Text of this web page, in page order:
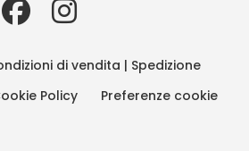
di vendita | Spedizione
Policy Preferenze cookie